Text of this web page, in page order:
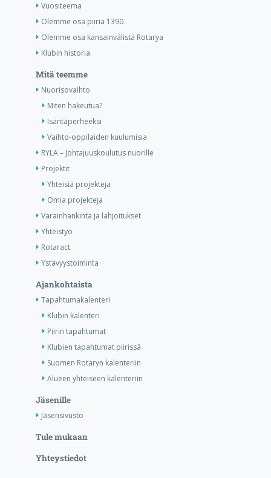
Vuositeema
Olemme osa piiriä 1390
Olemme osa kansainvälistä Rotarya
Klubin historia
Mitä teemme
Nuorisovaihto
Miten hakeutua?
Isäntäperheeksi
Vaihto-oppilaiden kuulumisia
RYLA – Johtajuuskoulutus nuorille
Projektit
Yhteisiä projekteja
Omia projekteja
Varainhankinta ja lahjoitukset
Yhteistyö
Rotaract
Ystävyystoiminta
Ajankohtaista
Tapahtumakalenteri
Klubin kalenteri
Piirin tapahtumat
Klubien tapahtumat piirissä
Suomen Rotaryn kalenteriin
Alueen yhteiseen kalenteriin
Jäsenille
Jäsensivusto
Tule mukaan
Yhteystiedot